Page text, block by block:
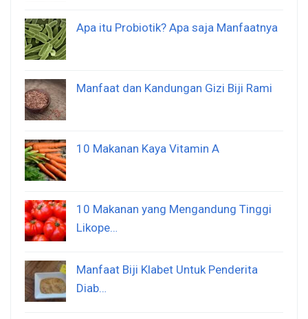
Apa itu Probiotik? Apa saja Manfaatnya
Manfaat dan Kandungan Gizi Biji Rami
10 Makanan Kaya Vitamin A
10 Makanan yang Mengandung Tinggi
Likope…
Manfaat Biji Klabet Untuk Penderita
Diab…